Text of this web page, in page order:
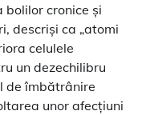
bolilor cronice și
descriși ca „atomi
celulele
un dezechilibru
de îmbătrânire
unor afecțiuni